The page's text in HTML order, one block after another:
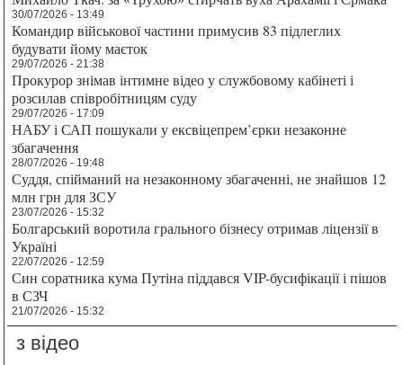
30/07/2026 - 13:49
Командир військової частини примусив 83 підлеглих
будувати йому маєток
29/07/2026 - 21:38
Прокурор знімав інтимне відео у службовому кабінеті і
розсилав співробітницям суду
29/07/2026 - 17:09
НАБУ і САП пошукали у ексвіцепрем’єрки незаконне
збагачення
28/07/2026 - 19:48
Суддя, спійманий на незаконному збагаченні, не знайшов 12
млн грн для ЗСУ
23/07/2026 - 15:32
Болгарський воротила грального бізнесу отримав ліцензії в
Україні
22/07/2026 - 12:59
Син соратника кума Путіна піддався VIP-бусифікації і пішов
в СЗЧ
21/07/2026 - 15:32
з відео